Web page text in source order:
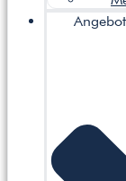
Angebot